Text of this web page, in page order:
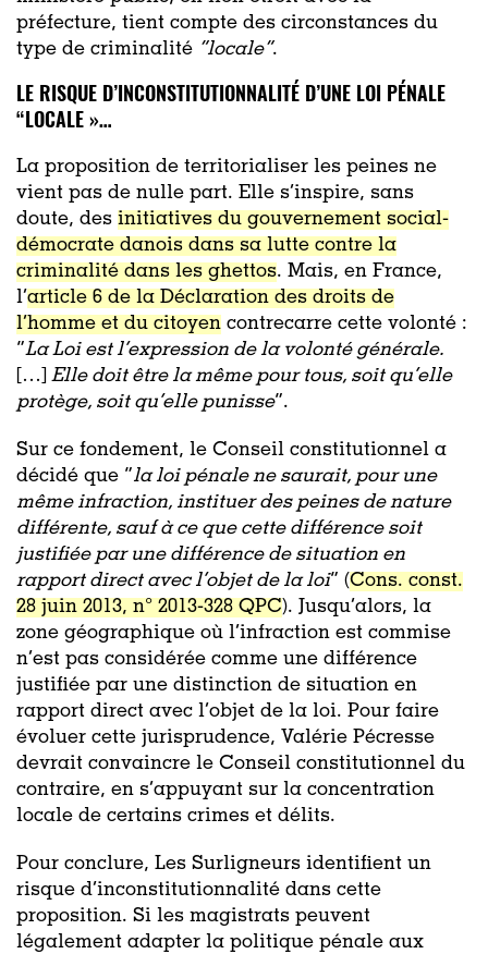
préfecture, tient compte des circonstances du
type de criminalité “locale”.
LE RISQUE D’INCONSTITUTIONNALITÉ D’UNE LOI PÉNALE
“LOCALE »…
La proposition de territorialiser les peines ne
vient pas de nulle part. Elle s’inspire, sans
doute, des initiatives du gouvernement social-
démocrate danois dans sa lutte contre la
criminalité dans les ghettos. Mais, en France,
l’article 6 de la Déclaration des droits de
l’homme et du citoyen contrecarre cette volonté :
“La Loi est l’expression de la volonté générale.
[…]
Elle doit être la même pour tous, soit qu’elle
protège, soit qu’elle punisse”.
Sur ce fondement, le Conseil constitutionnel a
décidé que “la loi pénale ne saurait, pour une
même infraction, instituer des peines de nature
différente, sauf à ce que cette différence soit
justifiée par une différence de situation en
rapport direct avec l’objet de la loi” (Cons. const.
28 juin 2013, n° 2013-328 QPC). Jusqu’alors, la
zone géographique où l’infraction est commise
n’est pas considérée comme une différence
justifiée par une distinction de situation en
rapport direct avec l’objet de la loi. Pour faire
évoluer cette jurisprudence, Valérie Pécresse
devrait convaincre le Conseil constitutionnel du
contraire, en s’appuyant sur la concentration
locale de certains crimes et délits.
Pour conclure, Les Surligneurs identifient un
risque d’inconstitutionnalité dans cette
proposition. Si les magistrats peuvent
légalement adapter la politique pénale aux